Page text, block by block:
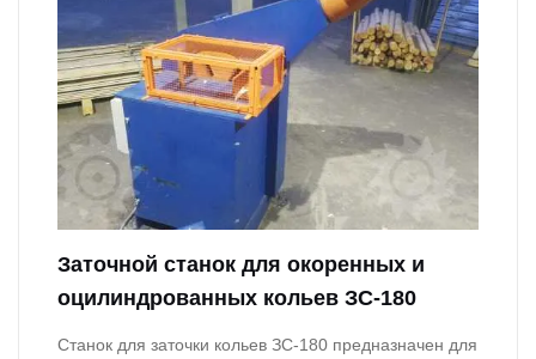
Заточной станок для окоренных и
оцилиндрованных кольев ЗС-180
Станок для заточки кольев ЗС-180 предназначен для